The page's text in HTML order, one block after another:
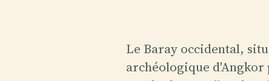
Le Baray occidental,
archéologique d'Angkor